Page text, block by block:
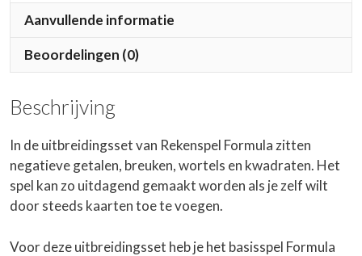
Aanvullende informatie
Beoordelingen (0)
Beschrijving
In de uitbreidingsset van Rekenspel Formula zitten
negatieve getalen, breuken, wortels en kwadraten. Het
spel kan zo uitdagend gemaakt worden als je zelf wilt
door steeds kaarten toe te voegen.
Voor deze uitbreidingsset heb je het basisspel Formula